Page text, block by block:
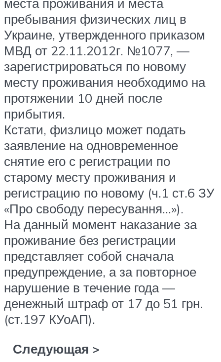
пребывания физических лиц в
Украине, утвержденного приказом
МВД от 22.11.2012г. №1077, —
зарегистрироваться по новому
месту проживания необходимо на
протяжении 10 дней после
прибытия.
Кстати, физлицо может подать
заявление на одновременное
снятие его с регистрации по
старому месту проживания и
регистрацию по новому (ч.1 ст.6 ЗУ
«Про свободу пересування…»).
На данный момент наказание за
проживание без регистрации
представляет собой сначала
предупреждение, а за повторное
нарушение в течение года —
денежный штраф от 17 до 51 грн.
(ст.197 КУоАП).
Следующая >